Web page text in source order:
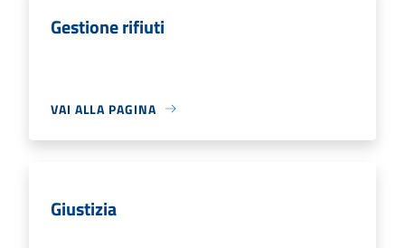
Gestione rifiuti
VAI ALLA PAGINA
Giustizia